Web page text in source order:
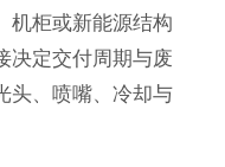
机柜或新能源结构
决定交付周期与废
头、喷嘴、冷却与